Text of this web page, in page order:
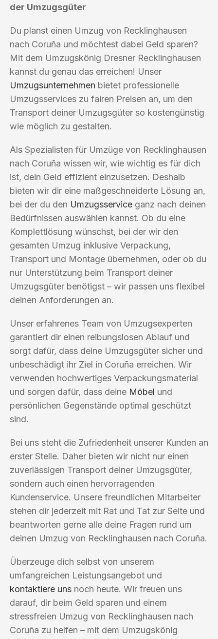
der Umzugsgüter
Du planst einen Umzug von Recklinghausen
nach Coruña und möchtest dabei Geld sparen?
Mit dem Umzugskönig Dresner Recklinghausen
kannst du genau das erreichen! Unser
Umzugsunternehmen bietet professionelle
Umzugsservices zu fairen Preisen an, um den
Transport deiner Umzugsgüter so kostengünstig
wie möglich zu gestalten.
Als Spezialisten für Umzüge von Recklinghausen
nach Coruña wissen wir, wie wichtig es für dich
ist, dein Geld effizient einzusetzen. Deshalb
bieten wir dir eine maßgeschneiderte Lösung an,
bei der du den Umzugsservice ganz nach deinen
Bedürfnissen auswählen kannst. Ob du eine
Komplettlösung wünschst, bei der wir den
gesamten Umzug inklusive Verpackung,
Transport und Montage übernehmen, oder ob du
nur Unterstützung beim Transport deiner
Umzugsgüter benötigst – wir passen uns flexibel
deinen Anforderungen an.
Unser erfahrenes Team von Umzugsexperten
garantiert dir einen reibungslosen Ablauf und
sorgt dafür, dass deine Umzugsgüter sicher und
unbeschädigt ihr Ziel in Coruña erreichen. Wir
verwenden hochwertiges Verpackungsmaterial
und sorgen dafür, dass deine Möbel und
persönlichen Gegenstände optimal geschützt
sind.
Bei uns steht die Zufriedenheit unserer Kunden an
erster Stelle. Daher bieten wir nicht nur einen
zuverlässigen Transport deiner Umzugsgüter,
sondern auch einen hervorragenden
Kundenservice. Unsere freundlichen Mitarbeiter
stehen dir jederzeit mit Rat und Tat zur Seite und
beantworten gerne alle deine Fragen rund um
deinen Umzug von Recklinghausen nach Coruña.
Überzeuge dich selbst von unserem
umfangreichen Leistungsangebot und
kontaktiere uns noch heute. Wir freuen uns
darauf, dir beim Geld sparen und einem
stressfreien Umzug von Recklinghausen nach
Coruña zu helfen – mit dem Umzugskönig